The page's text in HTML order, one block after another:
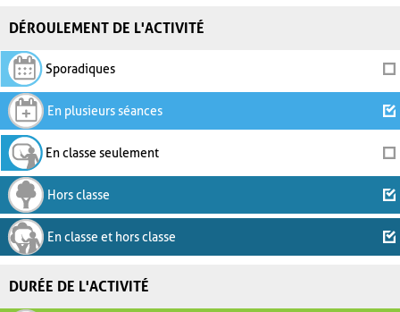
DÉROULEMENT DE L'ACTIVITÉ
Sporadiques
En plusieurs séances
En classe seulement
Hors classe
En classe et hors classe
DURÉE DE L'ACTIVITÉ